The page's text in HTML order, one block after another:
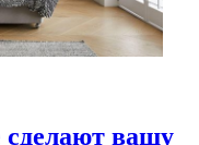
сделают вашу